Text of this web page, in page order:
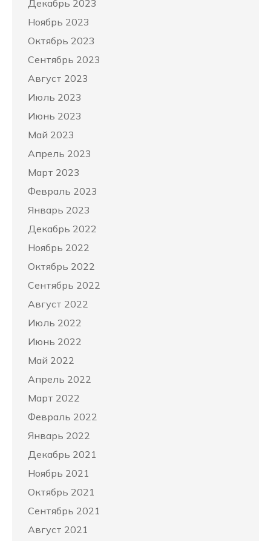
Декабрь 2023
Ноябрь 2023
Октябрь 2023
Сентябрь 2023
Август 2023
Июль 2023
Июнь 2023
Май 2023
Апрель 2023
Март 2023
Февраль 2023
Январь 2023
Декабрь 2022
Ноябрь 2022
Октябрь 2022
Сентябрь 2022
Август 2022
Июль 2022
Июнь 2022
Май 2022
Апрель 2022
Март 2022
Февраль 2022
Январь 2022
Декабрь 2021
Ноябрь 2021
Октябрь 2021
Сентябрь 2021
Август 2021